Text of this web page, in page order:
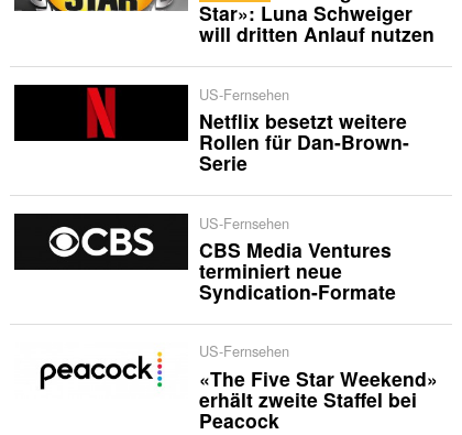
Star»: Luna Schweiger
will dritten Anlauf nutzen
US-Fernsehen
Netflix besetzt weitere
Rollen für Dan-Brown-
Serie
US-Fernsehen
CBS Media Ventures
terminiert neue
Syndication-Formate
US-Fernsehen
«The Five Star Weekend»
erhält zweite Staffel bei
Peacock